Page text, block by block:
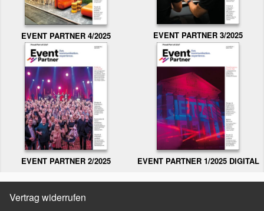
EVENT PARTNER 4/2025 EVENT PARTNER 3/2025
EVENT PARTNER 2/2025 EVENT PARTNER 1/2025 DIGITAL
Vertrag widerrufen